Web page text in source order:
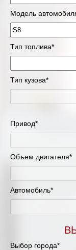
Модель
Тип топлива*
Тип кузова*
Привод*
Объем двигателя*
Автомобиль*
Выбор города*